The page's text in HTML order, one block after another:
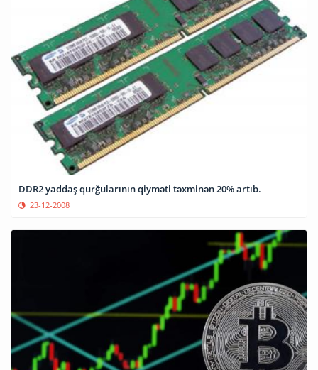
DDR2 yaddaş qurğularının qiyməti təxminən 20% artıb.
23-12-2008